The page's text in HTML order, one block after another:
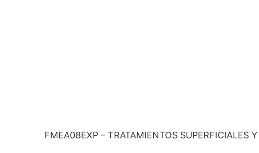
FMEA08EXP – TRATAMIENTOS SUPERFICIALES